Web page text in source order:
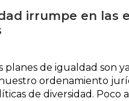
irrumpe en las
planes de igualdad son
ordenamiento
de diversidad. Poco